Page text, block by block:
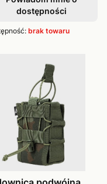
dostępności
brak towaru